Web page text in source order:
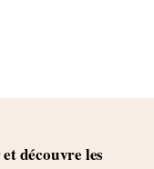
découvre les